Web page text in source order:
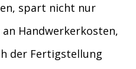
spart nicht nur
Handwerkerkosten,
der Fertigstellung